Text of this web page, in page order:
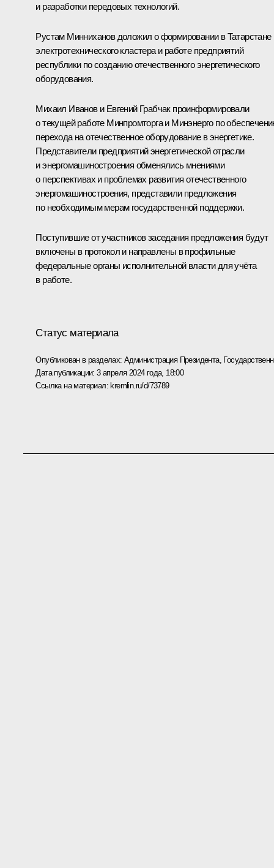
и разработки передовых технологий.
Рустам Минниханов доложил о формировании в Татарстане
электротехнического кластера и работе предприятий
республики по созданию отечественного энергетического
оборудования.
Михаил Иванов и Евгений Грабчак проинформировали
о текущей работе Минпромторга и Минэнерго по
перехода на отечественное оборудование в энергетике.
Представители предприятий энергетической отрасли
и энергомашиностроения обменялись мнениями
о перспективах и проблемах развития отечественного
энергомашиностроения, представили предложения
по необходимым мерам государственной поддержки.
Поступившие от участников заседания предложения будут
включены в протокол и направлены в профильные
федеральные органы исполнительной власти для учёта
в работе.
Статус материала
Опубликован в разделах: Администрация Президента,
Дата публикации:3 апреля 2024 года, 18:00
Ссылка на материал: kremlin.ru/d/73789